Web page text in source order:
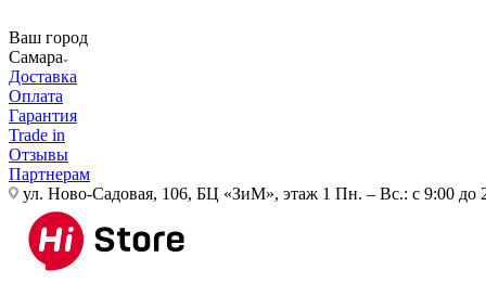
Ваш город
Самара
Доставка
Оплата
Гарантия
Trade in
Отзывы
Партнерам
ул. Ново-Садовая, 106, БЦ «ЗиМ», этаж 1 Пн. – Вс.: с 9:00 до